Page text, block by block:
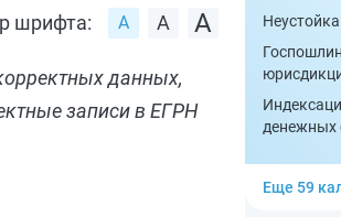
шрифта:
данных,
записи в ЕГРН
денежных
Еще 59